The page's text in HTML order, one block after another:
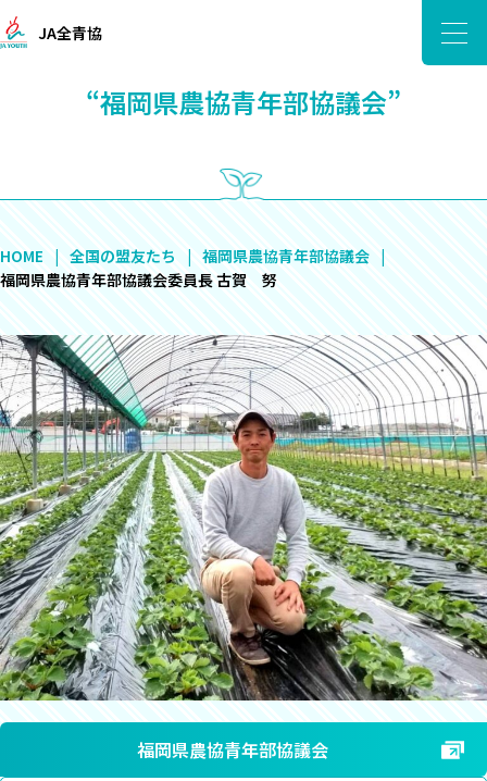
JA全青協
“福岡県農協青年部協議会”
HOME 全国の盟友たち
福岡県農協青年部協議会
福岡県農協青年部協議会委員長 古賀 努
福岡県農協青年部協議会